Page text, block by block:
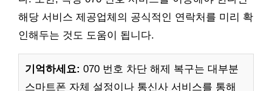
해당 서비스 제공업체의 공식적인 연락처를 미리 확
인해두는 것도 도움이 됩니다.
기억하세요: 070 번호 차단 해제 복구는 대부분
스마트폰 자체 설정이나 통신사 서비스를 통해